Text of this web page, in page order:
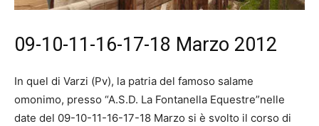
09-10-11-16-17-18 Marzo 2012
In quel di Varzi (Pv), la patria del famoso salame
omonimo, presso “A.S.D. La Fontanella Equestre”nelle
date del 09-10-11-16-17-18 Marzo si è svolto il corso di